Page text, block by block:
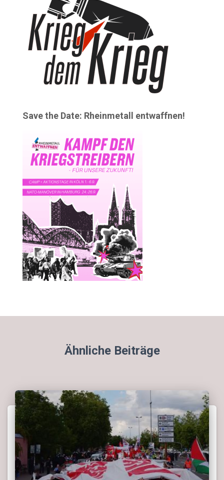
Save the Date: Rheinmetall entwaffnen!
Ähnliche Beiträge